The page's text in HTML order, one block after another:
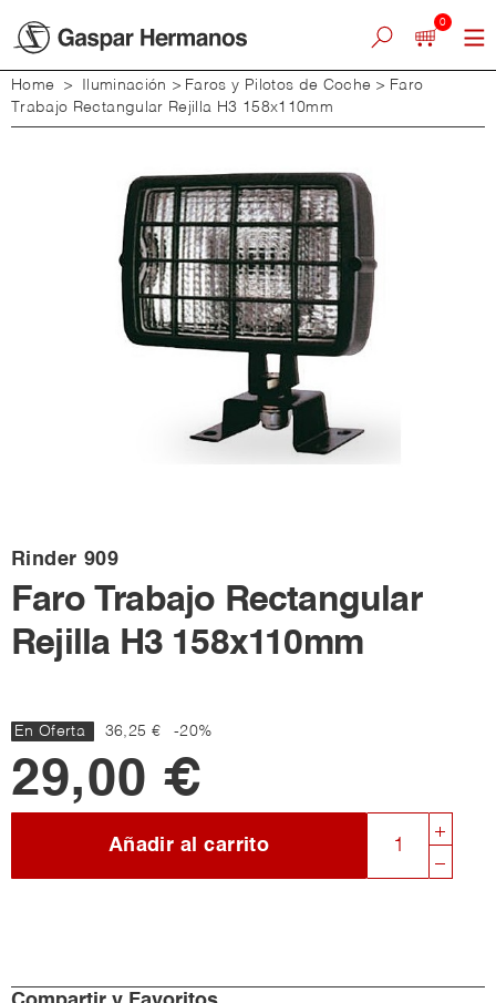
0
Home > Iluminación > Faros y Pilotos de Coche > Faro
Trabajo Rectangular Rejilla H3 158x110mm
Rinder 909
Faro Trabajo Rectangular
Rejilla H3 158x110mm
En Oferta 36,25 € -20%
29,00 €
Añadir al carrito